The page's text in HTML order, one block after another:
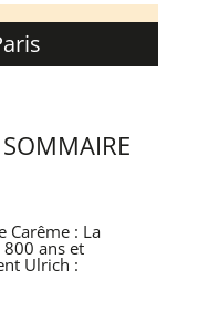
Carême : La
800 ans et
Ulrich :